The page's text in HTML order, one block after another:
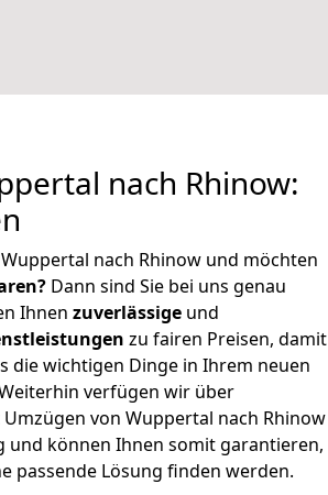
nach Rhinow:
nach Rhinow und möchten
Dann sind Sie bei uns genau
Ihnen zuverlässige und
zu fairen Preisen, damit
die wichtigen Dinge in Ihrem neuen
verfügen wir über
von Wuppertal nach Rhinow
können Ihnen somit garantieren,
passende Lösung finden werden.